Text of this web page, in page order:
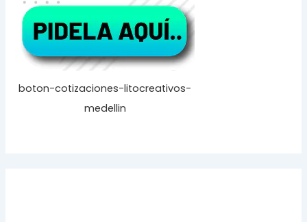
boton-cotizaciones-litocreativos-
medellin